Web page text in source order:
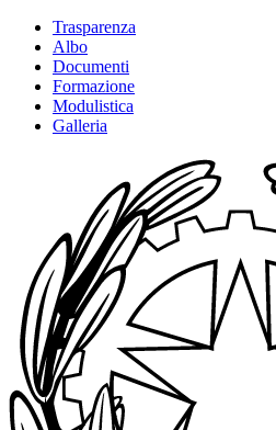
Trasparenza
Albo
Documenti
Formazione
Modulistica
Galleria